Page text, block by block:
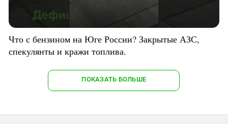
Что с бензином на Юге России? Закрытые АЗС,
спекулянты и кражи топлива.
ПОКАЗАТЬ БОЛЬШЕ